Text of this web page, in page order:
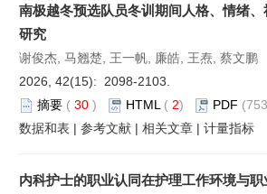
南极越冬预选队员冬训期间人格、情绪
研究
谢俊杰, 马翘楚, 王一帆, 廉皓, 王焘, 蔡文鹏
2026, 42(15): 2098-2103.
摘要 ( 30 ) HTML ( 2) PDF
数据和表 | 参考文献 | 相关文章 | 计量指标
内科护士的职业认同在护理工作环境与